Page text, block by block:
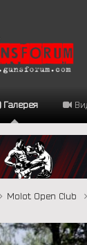
Галерея
Molot Open Club